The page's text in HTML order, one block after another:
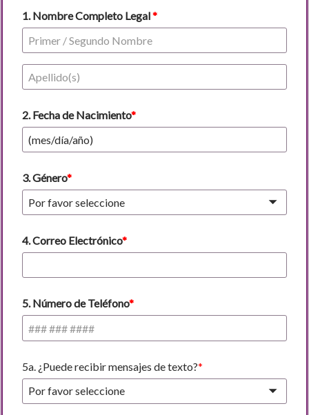
1. Nombre Completo Legal
2. Fecha de Nacimiento
3. Género
Por favor seleccione
4. Correo Electrónico
5. Número de Teléfono
5a. ¿Puede recibir mensajes de texto?
Por favor seleccione